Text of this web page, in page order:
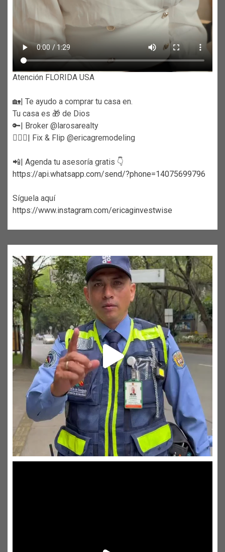
Atención FLORIDA USA
🏡| Te ayudo a comprar tu casa en.
Tu casa es 🎁 de Dios
🔑| Broker @larosarealty
👷🏼‍♀️| Fix & Flip @ericagremodeling
📲| Agenda tu asesoría gratis 👇
https://api.whatsapp.com/send/?phone=14075699796
Síguela aquí
https://www.instagram.com/ericaginvestwise